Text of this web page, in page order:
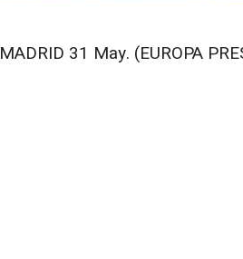
MADRID 31 May. (EUROPA